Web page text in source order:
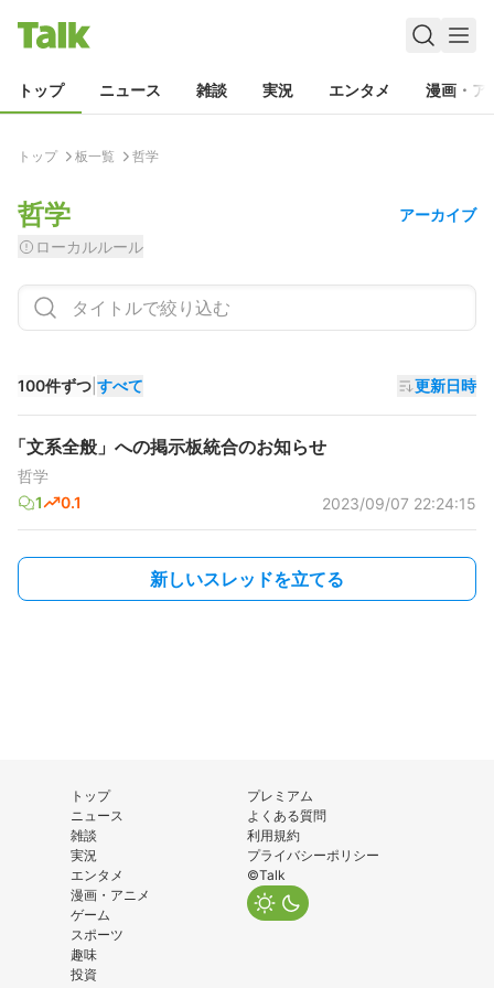
トップ ニュース 雑談 実況 エンタメ 漫画・ア
トップ 板一覧 哲学
哲学
アーカイブ
ローカルルール
100件ずつ すべて 更新日時
「文系全般」への掲示板統合のお知らせ
哲学
1
0.1 2023/09/07 22:24:15
新しいスレッドを立てる
トップ
ニュース
雑談
実況
エンタメ
漫画・アニメ
ゲーム
スポーツ
趣味
投資
プレミアム
よくある質問
利用規約
プライバシーポリシー
©Talk